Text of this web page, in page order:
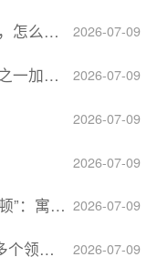
2026-07-09
事？
2026-07-09
济压力
2026-07-09
2026-07-09
2026-07-09
俄精神力量
2026-07-09
关键阶段”